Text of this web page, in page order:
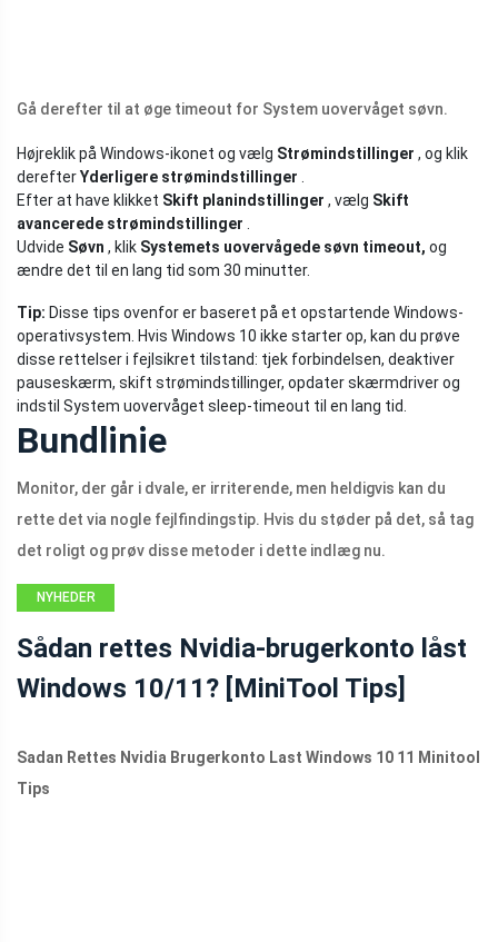
Gå derefter til at øge timeout for System uovervåget søvn.
Højreklik på Windows-ikonet og vælg Strømindstillinger , og klik
derefterYderligere strømindstillinger
Efter at have klikket Skift planindstillinger , vælg Skift
avancerede strømindstillinger
Udvide Søvn , klik Systemets uovervågede søvn timeout, og
ændre det til en lang tid som 30 minutter.
Tip: Disse tips ovenfor er baseret på et opstartende Windows-
operativsystem. Hvis Windows 10 ikke starter op, kan du prøve
disse rettelser i fejlsikret tilstand: tjek forbindelsen, deaktiver
pauseskærm, skift strømindstillinger, opdater skærmdriver og
indstil System uovervåget sleep-timeout til en lang tid.
Bundlinie
Monitor, der går i dvale, er irriterende, men heldigvis kan du
rette det via nogle fejlfindingstip. Hvis du støder på det, så tag
det roligt og prøv disse metoder i dette indlæg nu.
NYHEDER
Sådan rettes Nvidia-brugerkonto låst
Windows 10/11? [MiniTool Tips]
Sadan Rettes Nvidia Brugerkonto Last Windows 10 11 Minitool
Tips